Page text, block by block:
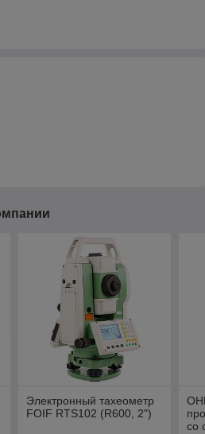
Электронный тахеометр
FOIF RTS102 (R600, 2")
со